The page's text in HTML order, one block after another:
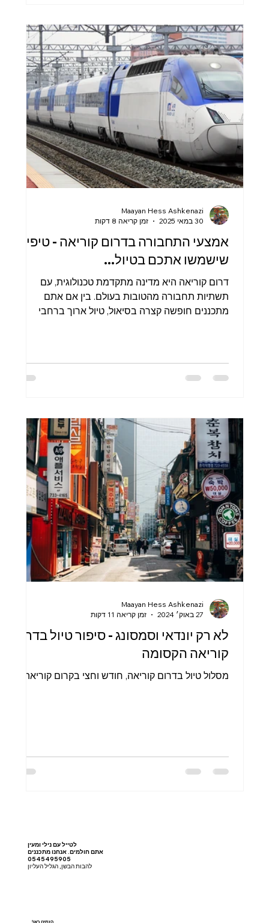
אמצעי התחבורה בדרום קוריאה - טיפים
שישמשו אתכם בטיול...
דרום קוריאה היא מדינה מתקדמת טכנולוגית, עם
תשתיות תחבורה מהטובות בעולם. בין אם אתם
מתכננים חופשה קצרה בסיאול, טיול ארוך ברחבי
Maayan Hess Ashkenazi
30 במאי 2025
זמן קריאה 8 דקות
לא רק יונדאי וסמסונג - סיפור טיול בדרום
קוריאה הקסומה
מסלול טיול בדרום קוריאה, חודש וחצי בקרום קוריאה
Maayan Hess Ashkenazi
27 באוק׳ 2024
זמן קריאה 11 דקות
לטייל עם נילי ומעין
אתם חולמים. אנחנו מתכננים
0545495905
להבות הבשן, הגליל העליון
!הזמינו כאן